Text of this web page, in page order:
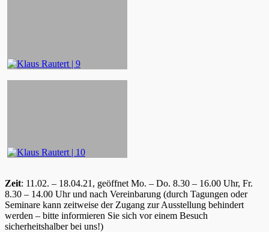
Zeit: 11.02. – 18.04.21, geöffnet Mo. – Do. 8.30 – 16.00 Uhr, Fr.
8.30 – 14.00 Uhr und nach Vereinbarung (durch Tagungen oder
Seminare kann zeitweise der Zugang zur Ausstellung behindert
werden – bitte informieren Sie sich vor einem Besuch
sicherheitshalber bei uns!)